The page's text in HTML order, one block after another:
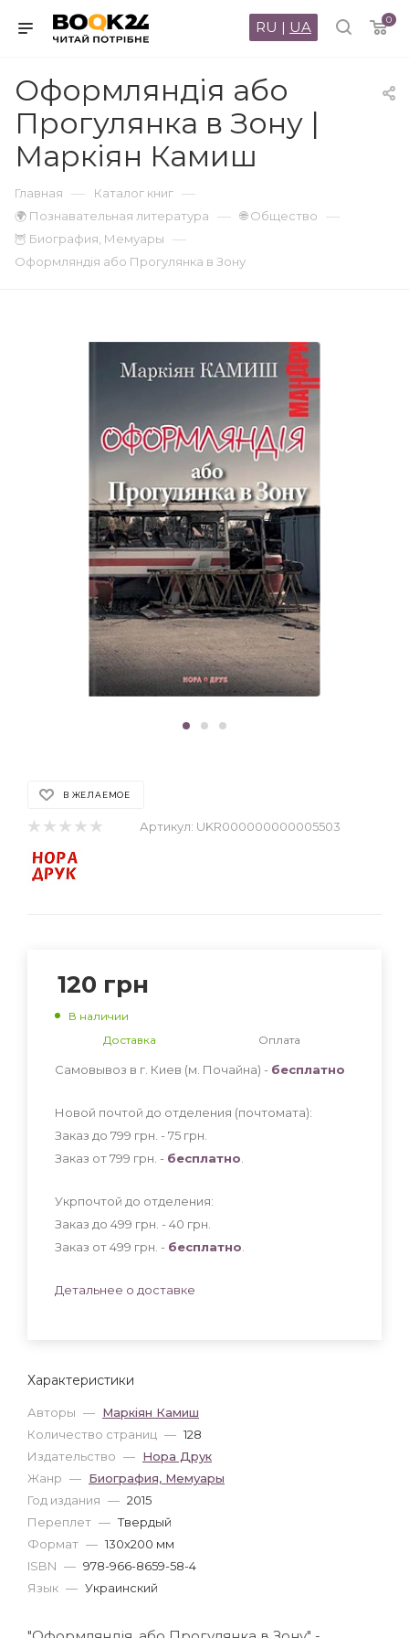
0
RU | UA
Оформляндія або
Прогулянка в Зону |
Маркіян Камиш
Главная — Каталог книг —
🌍 Познавательная литература — 🌐 Общество —
🦉 Биография, Мемуары —
Оформляндія або Прогулянка в Зону
В ЖЕЛАЕМОЕ
Артикул: UKR000000000005503
Характеристики
Авторы — Маркіян Камиш
Количество страниц — 128
Издательство — Нора Друк
Жанр — Биография, Мемуары
Год издания — 2015
Переплет — Твердый
Формат — 130x200 мм
ISBN — 978-966-8659-58-4
Язык — Украинский
120 грн
В наличии
Доставка
Оплата
Самовывоз в г. Киев (м. Почайна) - бесплатно
Новой почтой до отделения (почтомата):
Заказ до 799 грн. - 75 грн
Заказ от 799 грн. - бесплатно
Укрпочтой до отделения:
Заказ до 499 грн. - 40 грн
Заказ от 499 грн. - бесплатно
Детальнее о доставке